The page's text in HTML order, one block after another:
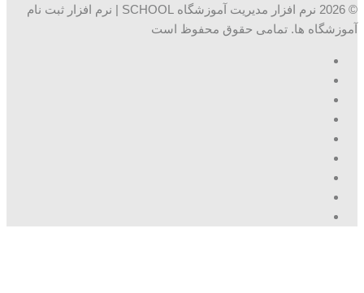
© 2026 نرم افزار مدیریت آموزشگاه SCHOOL | نرم افزار ثبت نام
آموزشگاه ها. تمامی حقوق محفوظ است